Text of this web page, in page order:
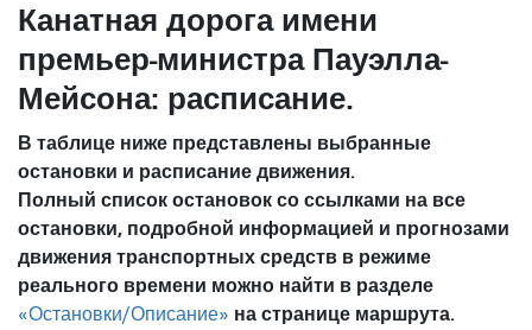
Канатная дорога имени
премьер-министра Пауэлла-
Мейсона: расписание.
В таблице ниже представлены выбранные
остановки и расписание движения.
Полный список остановок со ссылками на все
остановки, подробной информацией и прогнозами
движения транспортных средств в режиме
реального времени можно найти в разделе
«Остановки/Описание» на странице маршрута.